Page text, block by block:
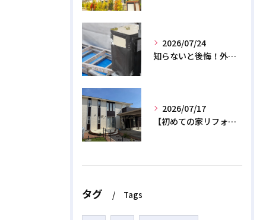
2026/07/24
知らないと後悔！外壁塗装で無機質塗料を選ぶデメリットと3つの罠
2026/07/17
【初めての家リフォーム】外壁塗装の正しい時期と相場費用を解説
タグ Tags